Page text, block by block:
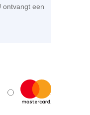
ontvangt een